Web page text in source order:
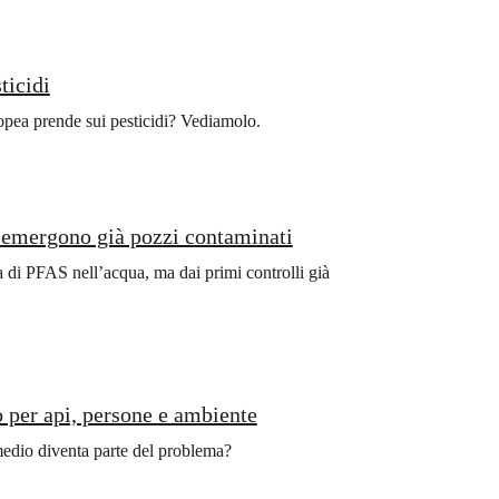
prende sui pesticidi? Vediamolo.
già pozzi contaminati
PFAS nell’acqua, ma dai primi controlli già
api, persone e ambiente
diventa parte del problema?